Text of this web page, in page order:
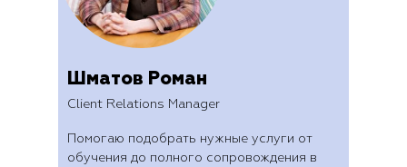
Помогаю подобрать нужные услуги от
обучения до полного сопровождения в
Client Relations Manager
Шматов Роман